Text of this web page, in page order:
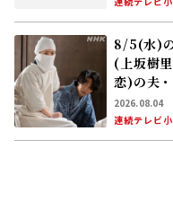
2026.07.26
豊臣兄
与一郎の
田勝家と
2026.05.17
災害時